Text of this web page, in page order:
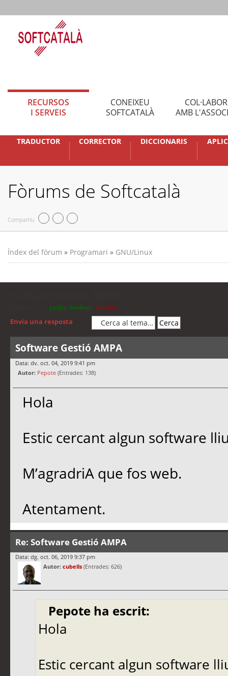
RECURSOS
I SERVEIS
CONEIXEU
SOFTCATALÀ
AMB
TRADUCTOR CORRECTOR DICCIONARIS
Fòrums de Softcatalà
Compartiu
Índex del fòrum » Programari » GNU/Linux
jordis Andreu cubells
Envia una resposta
Software Gestió AMPA
Data: dv. oct. 04, 2019 9:41 pm
Autor: Pepote (Entrades: 138)
Hola
Estic cercant algun software
M’agradriA que fos web.
Atentament.
Re: Software Gestió AMPA
Data: dg. oct. 06, 2019 9:37 pm
Autor: cubells (Entrades: 626)
Pepote ha escrit:
Hola
Estic cercant algun software